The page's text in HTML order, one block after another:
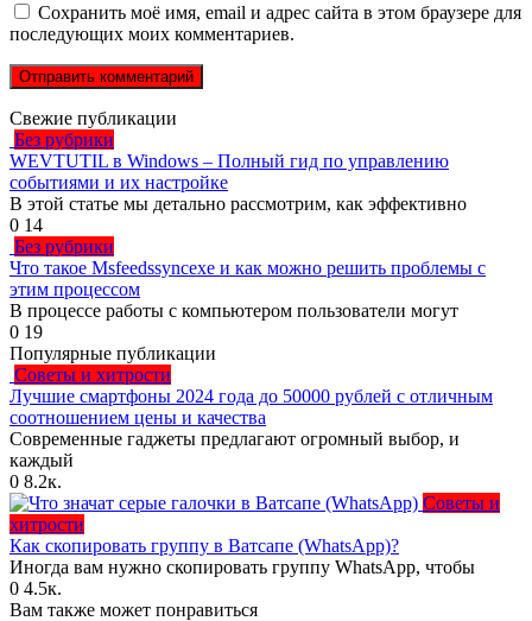
Сохранить моё имя, email и адрес сайта в этом браузере для
последующих моих комментариев.
Свежие публикации
Без рубрики
WEVTUTIL в Windows – Полный гид по управлению
событиями и их настройке
В этой статье мы детально рассмотрим, как эффективно
0 14
Без рубрики
Что такое Msfeedssyncexe и как можно решить проблемы с
этим процессом
В процессе работы с компьютером пользователи могут
0 19
Популярные публикации
Советы и хитрости
Лучшие смартфоны 2024 года до 50000 рублей с отличным
соотношением цены и качества
Современные гаджеты предлагают огромный выбор, и
каждый
0 8.2к.
Советы и
хитрости
Как скопировать группу в Ватсапе (WhatsApp)?
Иногда вам нужно скопировать группу WhatsApp, чтобы
0 4.5к.
Вам также может понравиться